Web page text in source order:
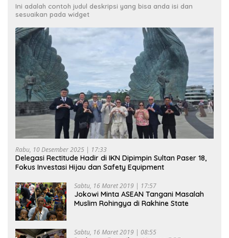
Ini adalah contoh judul deskripsi yang bisa anda isi dan
sesuaikan pada widget
Rabu, 10 Desember 2025 | 17:33
Delegasi Rectitude Hadir di IKN Dipimpin Sultan Paser 18,
Fokus Investasi Hijau dan Safety Equipment
Sabtu, 16 Maret 2019 | 17:57
Jokowi Minta ASEAN Tangani Masalah
Muslim Rohingya di Rakhine State
Sabtu, 16 Maret 2019 | 08:55